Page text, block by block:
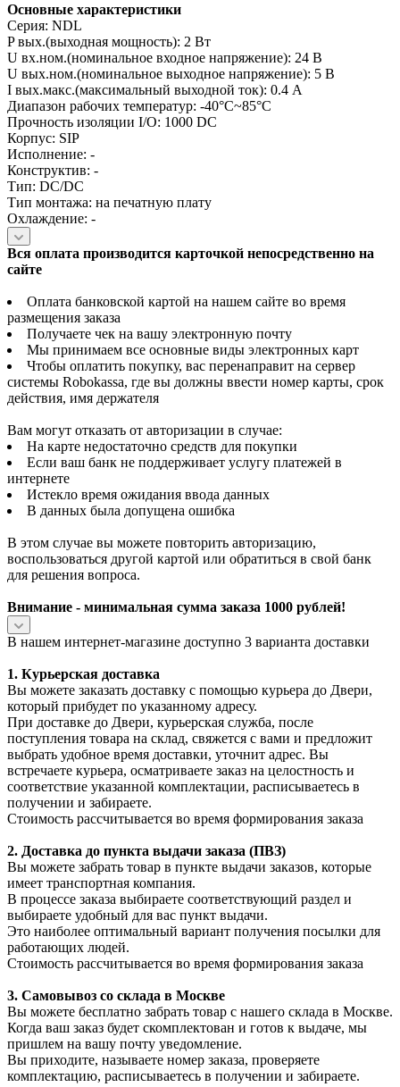
Основные характеристики
Серия: NDL
P вых.(выходная мощность): 2 Вт
U вх.ном.(номинальное входное напряжение): 24 В
U вых.ном.(номинальное выходное напряжение): 5 В
I вых.макс.(максимальный выходной ток): 0.4 А
Диапазон рабочих температур: -40°C~85°C
Прочность изоляции I/O: 1000 DC
Корпус: SIP
Исполнение: -
Конструктив: -
Тип: DC/DC
Тип монтажа: на печатную плату
Охлаждение: -
Вся оплата производится карточкой непосредственно на
сайте
Оплата банковской картой на нашем сайте во время
размещения заказа
Получаете чек на вашу электронную почту
Мы принимаем все основные виды электронных карт
Чтобы оплатить покупку, вас перенаправит на сервер
системы Robokassa, где вы должны ввести номер карты, срок
действия, имя держателя
Вам могут отказать от авторизации в случае:
На карте недостаточно средств для покупки
Если ваш банк не поддерживает услугу платежей в
интернете
Истекло время ожидания ввода данных
В данных была допущена ошибка
В этом случае вы можете повторить авторизацию,
воспользоваться другой картой или обратиться в свой банк
для решения вопроса.
Внимание - минимальная сумма заказа 1000 рублей!
В нашем интернет-магазине доступно 3 варианта доставки
1. Курьерская доставка
Вы можете заказать доставку с помощью курьера до Двери,
который прибудет по указанному адресу.
При доставке до Двери, курьерская служба, после
поступления товара на склад, свяжется с вами и предложит
выбрать удобное время доставки, уточнит адрес. Вы
встречаете курьера, осматриваете заказ на целостность и
соответствие указанной комплектации, расписываетесь в
получении и забираете.
Стоимость рассчитывается во время формирования заказа
2. Доставка до пункта выдачи заказа (ПВЗ)
Вы можете забрать товар в пункте выдачи заказов, которые
имеет транспортная компания.
В процессе заказа выбираете соответствующий раздел и
выбираете удобный для вас пункт выдачи.
Это наиболее оптимальный вариант получения посылки для
работающих людей.
Стоимость рассчитывается во время формирования заказа
3. Самовывоз со склада в Москве
Вы можете бесплатно забрать товар с нашего склада в Москве.
Когда ваш заказ будет скомплектован и готов к выдаче, мы
пришлем на вашу почту уведомление.
Вы приходите, называете номер заказа, проверяете
комплектацию, расписываетесь в получении и забираете.